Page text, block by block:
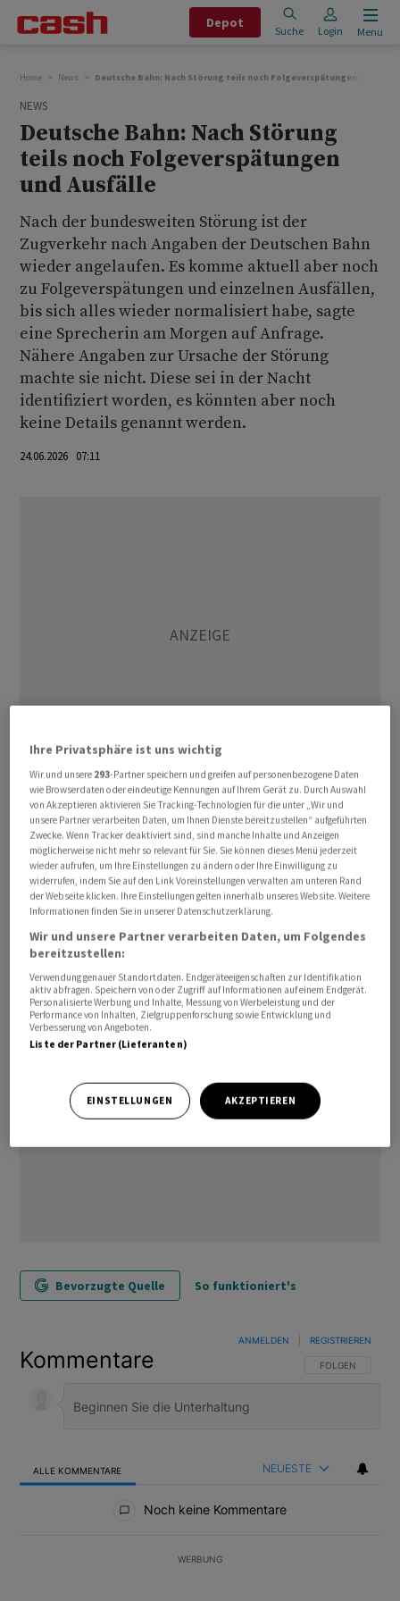
Depot
Suche Login Menu
Home News Deutsche Bahn: Nach Störung teils noch Folgeverspätungen und
NEWS
Deutsche Bahn: Nach Störung
teils noch Folgeverspätungen
und Ausfälle
Nach der bundesweiten Störung ist der
Zugverkehr nach Angaben der Deutschen Bahn
wieder angelaufen. Es komme aktuell aber noch
zu Folgeverspätungen und einzelnen Ausfällen,
bis sich alles wieder normalisiert habe, sagte
eine Sprecherin am Morgen auf Anfrage.
Nähere Angaben zur Ursache der Störung
machte sie nicht. Diese sei in der Nacht
identifiziert worden, es könnten aber noch
keine Details genannt werden.
24.06.2026 07:11
Eine deutschlandweite Störung des digitalen
Bahnfunksystems GSM-R.hatte bei der Deutschen Bahn
(DB) am späten Dienstagabend für rund zwei Stunden
Stillstand gesorgt. Es waren etliche Reisende betroffen.
Gegen 0.30 Uhr fuhren die ersten Züge wieder. Danach
lief der Verkehr am frühen Morgen nach Angaben der
Bahn Schritt für Schritt wieder an./sl/DP/stk
(AWP)
Bevorzugte Quelle So funktioniert's
Kommentare FOLGE DIESER
FOLGEN
ANMELDEN REGISTRIEREN
ALLE KOMMENTARE NEUESTE
Noch keine Kommentare
WERBUNG
Ihre Privatsphäre ist uns wichtig
Wir und unsere 293-Partner speichern und greifen auf personenbezogene Daten
wie Browserdaten oder eindeutige Kennungen auf Ihrem Gerät zu. Durch Auswahl
von Akzeptieren aktivieren Sie Tracking-Technologien für die unter „Wir und
unsere Partner verarbeiten Daten, um Ihnen Dienste bereitzustellen“ aufgeführten
Zwecke. Wenn Tracker deaktiviert sind, sind manche Inhalte und Anzeigen
möglicherweise nicht mehr so relevant für Sie. Sie können dieses Menü jederzeit
wieder aufrufen, um Ihre Einstellungen zu ändern oder Ihre Einwilligung zu
widerrufen, indem Sie auf den Link Voreinstellungen verwalten am unteren Rand
der Webseite klicken. Ihre Einstellungen gelten innerhalb unseres Website. Weitere
Informationen finden Sie in unserer Datenschutzerklärung.
Wir und unsere Partner verarbeiten Daten, um Folgendes
bereitzustellen:
Verwendung genauer Standortdaten. Endgeräteeigenschaften zur Identifikation
aktiv abfragen. Speichern von oder Zugriff auf Informationen auf einem Endgerät.
Personalisierte Werbung und Inhalte, Messung von Werbeleistung und der
Performance von Inhalten, Zielgruppenforschung sowie Entwicklung und
Verbesserung von Angeboten.
Liste der Partner (Lieferanten)
EINSTELLUNGEN AKZEPTIEREN